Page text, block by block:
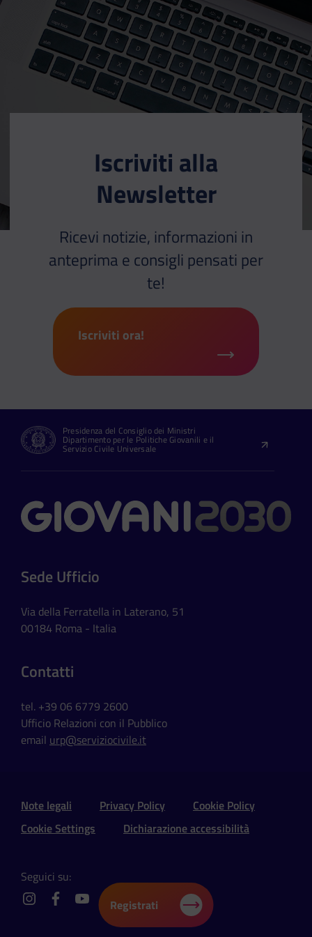
Iscriviti alla
Newsletter
Ricevi notizie, informazioni in
anteprima e consigli pensati per
te!
Iscriviti ora!
Registrati
Presidenza del Consiglio dei Ministri
Dipartimento per le Politiche Giovanili e il
Servizio Civile Universale
Contatti
Sede Ufficio
Via della Ferratella in Laterano, 51
00184 Roma - Italia
Contatti
tel. +39 06 6779 2600
Ufficio Relazioni con il Pubblico
email urp@serviziocivile.it
Sezione Link Utili e Social
Note legali Privacy Policy
Cookie Policy
Cookie Settings
Dichiarazione accessibilità
Seguici su:
instagramfacebookyoutube